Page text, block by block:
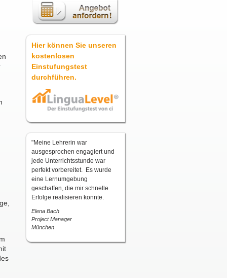
Hier können Sie unseren
kostenlosen
Einstufungstest
durchführen.
"Meine Lehrerin war
ausgesprochen engagiert und
jede Unterrichtsstunde war
perfekt vorbereitet. Es wurde
eine Lernumgebung
geschaffen, die mir schnelle
Erfolge realisieren konnte.
Elena Bach
Project Manager
München